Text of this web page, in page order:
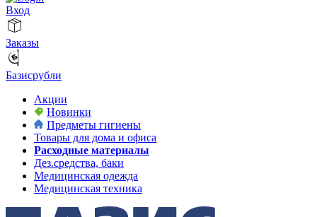
Вход
Заказы
Базисрубли
Акции
Новинки
Предметы гигиены
Товары для дома и офиса
Расходные материалы
Дез.средства, баки
Медицинская одежда
Медицинская техника